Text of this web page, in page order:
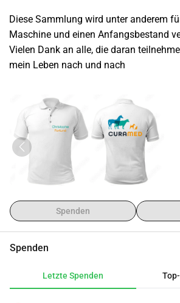
Diese Sammlung wird unter anderem
Maschine und einen Anfangsbestand
Vielen Dank an alle, die daran
mein Leben nach und nach
Spenden
Spenden
Letzte Spenden